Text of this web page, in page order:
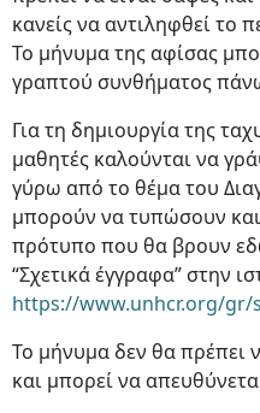
κανείς να αντιληφθεί το
Το μήνυμα της αφίσας
γραπτού συνθήματος
Για τη δημιουργία της
μαθητές καλούνται να
γύρω από το θέμα του
μπορούν να τυπώσουν
πρότυπο που θα βρουν
“Σχετικά έγγραφα” στην
https://www.unhcr.org/gr/
Το μήνυμα δεν θα πρέπει
και μπορεί να